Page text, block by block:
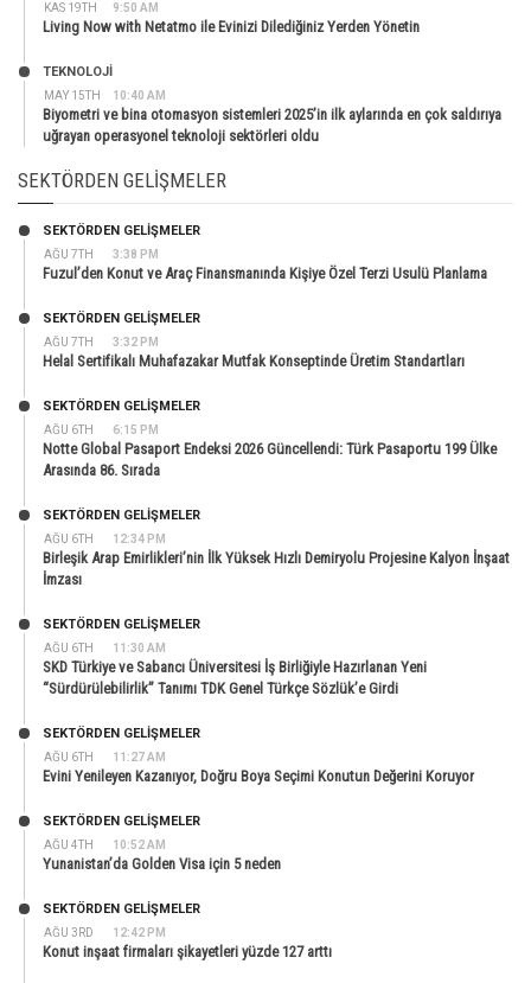
KAS 19TH 9:50 AM
Living Now with Netatmo ile Evinizi Dilediğiniz Yerden Yönetin
MAY 15TH 10:40 AM
TEKNOLOJİ
Biyometri ve bina otomasyon sistemleri 2025’in ilk aylarında en çok saldırıya
uğrayan operasyonel teknoloji sektörleri oldu
SEKTÖRDEN GELIŞMELER
AĞU 7TH 3:38 PM
SEKTÖRDEN GELIŞMELER
Fuzul’den Konut ve Araç Finansmanında Kişiye Özel Terzi Usulü Planlama
AĞU 7TH 3:32 PM
SEKTÖRDEN GELIŞMELER
Helal Sertifikalı Muhafazakar Mutfak Konseptinde Üretim Standartları
AĞU 6TH 6:15 PM
SEKTÖRDEN GELIŞMELER
Notte Global Pasaport Endeksi 2026 Güncellendi: Türk Pasaportu 199 Ülke
Arasında 86. Sırada
AĞU 6TH 12:34 PM
SEKTÖRDEN GELIŞMELER
Birleşik Arap Emirlikleri’nin İlk Yüksek Hızlı Demiryolu Projesine Kalyon İnşaat
İmzası
AĞU 6TH 11:30 AM
SEKTÖRDEN GELIŞMELER
SKD Türkiye ve Sabancı Üniversitesi İş Birliğiyle Hazırlanan Yeni
“Sürdürülebilirlik” Tanımı TDK Genel Türkçe Sözlük’e Girdi
AĞU 6TH 11:27 AM
SEKTÖRDEN GELIŞMELER
Evini Yenileyen Kazanıyor, Doğru Boya Seçimi Konutun Değerini Koruyor
AĞU 4TH 10:52 AM
SEKTÖRDEN GELIŞMELER
Yunanistan’da Golden Visa için 5 neden
AĞU 3RD 12:42 PM
SEKTÖRDEN GELIŞMELER
Konut inşaat firmaları şikayetleri yüzde 127 arttı